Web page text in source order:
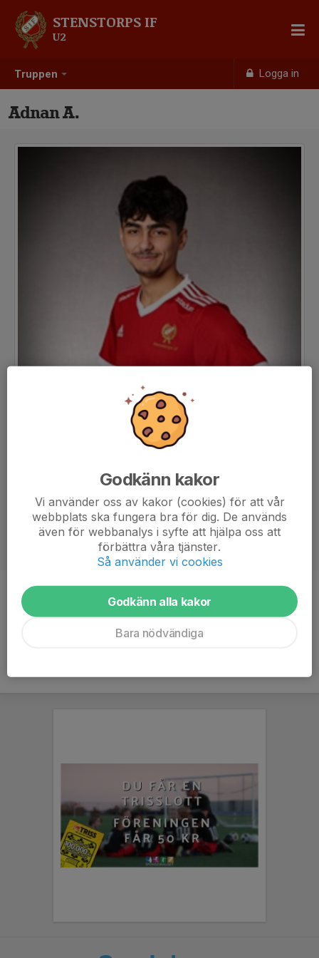
Truppen Logga in
STENSTORPS IF
U2
Adnan A.
Ålder 17 år
Godkänn kakor
Vi använder oss av kakor (cookies) för att vår
webbplats ska fungera bra för dig. De används
även för webbanalys i syfte att hjälpa oss att
förbättra våra tjänster.
Så använder vi cookies
Godkänn alla kakor
Bara nödvändiga